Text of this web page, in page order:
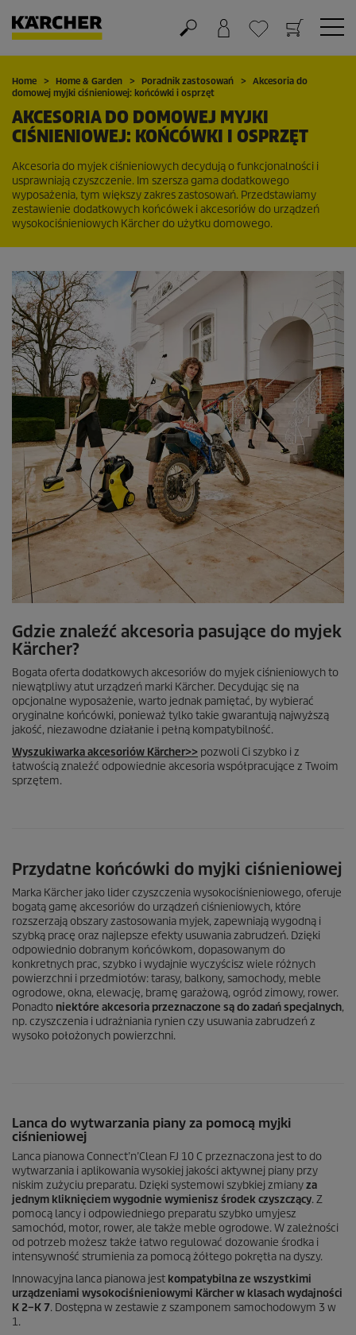
Koszyk
Lista życzeń
Home Home & Garden Poradnik zastosowań
Akcesoria do
domowej myjki ciśnieniowej: końcówki i osprzęt
AKCESORIA DO DOMOWEJ MYJKI
CIŚNIENIOWEJ: KOŃCÓWKI I OSPRZĘT
Akcesoria do myjek ciśnieniowych decydują o funkcjonalności i
usprawniają czyszczenie. Im szersza gama dodatkowego
wyposażenia, tym większy zakres zastosowań. Przedstawiamy
zestawienie dodatkowych końcówek i akcesoriów do urządzeń
wysokociśnieniowych Kärcher do użytku domowego.
Gdzie znaleźć akcesoria pasujące do myjek
Kärcher?
Bogata oferta dodatkowych akcesoriów do myjek ciśnieniowych to
niewątpliwy atut urządzeń marki Kärcher. Decydując się na
opcjonalne wyposażenie, warto jednak pamiętać, by wybierać
oryginalne końcówki, ponieważ tylko takie gwarantują najwyższą
jakość, niezawodne działanie i pełną kompatybilność.
Wyszukiwarka akcesoriów Kärcher>> pozwoli Ci szybko i z
łatwością znaleźć odpowiednie akcesoria współpracujące z Twoim
sprzętem.
Przydatne końcówki do myjki ciśnieniowej
Marka Kärcher jako lider czyszczenia wysokociśnieniowego, oferuje
bogatą gamę akcesoriów do urządzeń ciśnieniowych, które
rozszerzają obszary zastosowania myjek, zapewniają wygodną i
szybką pracę oraz najlepsze efekty usuwania zabrudzeń. Dzięki
odpowiednio dobranym końcówkom, dopasowanym do
konkretnych prac, szybko i wydajnie wyczyścisz wiele różnych
powierzchni i przedmiotów: tarasy, balkony, samochody, meble
ogrodowe, okna, elewację, bramę garażową, ogród zimowy, rower.
Ponadto niektóre akcesoria przeznaczone są do zadań specjalnych,
np. czyszczenia i udrażniania rynien czy usuwania zabrudzeń z
wysoko położonych powierzchni.
Lanca do wytwarzania piany za pomocą myjki
ciśnieniowej
Lanca pianowa Connect’n’Clean FJ 10 C przeznaczona jest to do
wytwarzania i aplikowania wysokiej jakości aktywnej piany przy
niskim zużyciu preparatu. Dzięki systemowi szybkiej zmianyza
jednym kliknięciem wygodnie wymienisz środek czyszczący. Z
pomocą lancy i odpowiedniego preparatu szybko umyjesz
samochód, motor, rower, ale także meble ogrodowe. W zależności
od potrzeb możesz także łatwo regulować dozowanie środka i
intensywność strumienia za pomocą żółtego pokrętła na dyszy.
Innowacyjna lanca pianowa jest kompatybilna ze wszystkimi
urządzeniami wysokociśnieniowymi Kärcher w klasach wydajności
K 2–K 7. Dostępna w zestawie z szamponem samochodowym 3 w
1.